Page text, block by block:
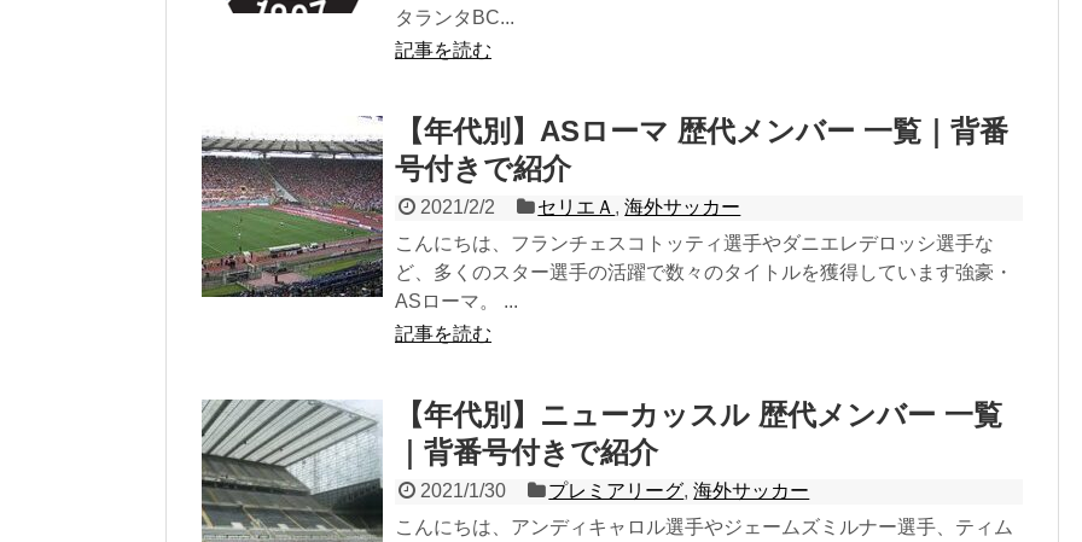
タランタBC...
記事を読む
【年代別】ASローマ 歴代メンバー 一覧｜背番
号付きで紹介
2021/2/2 セリエＡ ,海外サッカー
こんにちは、フランチェスコトッティ選手やダニエレデロッシ選手な
ど、多くのスター選手の活躍で数々のタイトルを獲得しています強豪・
ASローマ。 ...
記事を読む
【年代別】ニューカッスル 歴代メンバー 一覧
｜背番号付きで紹介
2021/1/30 プレミアリーグ,海外サッカー
こんにちは、アンディキャロル選手やジェームズミルナー選手、ティム